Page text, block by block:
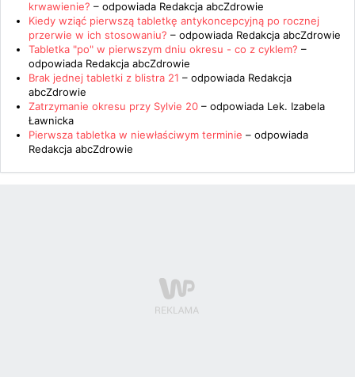
krwawienie? – odpowiada Redakcja abcZdrowie
Kiedy wziąć pierwszą tabletkę antykoncepcyjną po rocznej
przerwie w ich stosowaniu? – odpowiada Redakcja abcZdrowie
Tabletka "po" w pierwszym dniu okresu - co z cyklem? –
odpowiada Redakcja abcZdrowie
Brak jednej tabletki z blistra 21 – odpowiada Redakcja
abcZdrowie
Zatrzymanie okresu przy Sylvie 20 – odpowiada Lek. Izabela
Ławnicka
Pierwsza tabletka w niewłaściwym terminie – odpowiada
Redakcja abcZdrowie